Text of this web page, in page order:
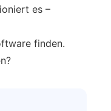
es –
finden.